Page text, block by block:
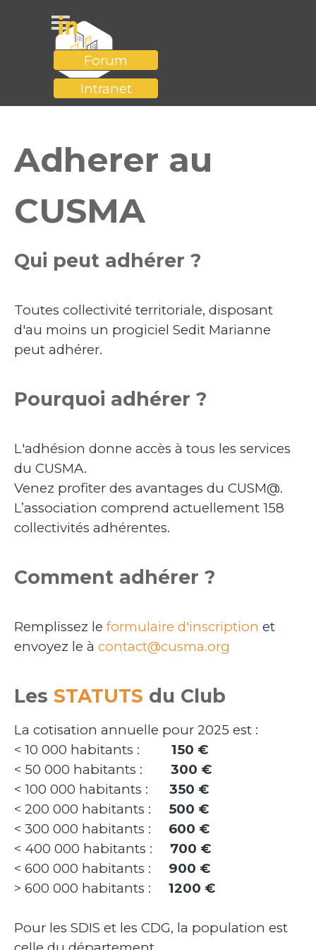
Sauter le menu
Intranet
Forum
Adherer au
CUSMA
Qui peut adhérer ?
Toutes collectivité territoriale, disposant
d'au moins un progiciel Sedit Marianne
peut adhérer.
Pourquoi adhérer ?
L'adhésion donne accès à tous les services
du CUSMA.
Venez profiter des avantages du CUSM@.
L’association comprend actuellement 158
collectivités adhérentes.
Comment adhérer ?
Remplissez le formulaire d'inscription et
envoyez le à contact@cusma.org
Les STATUTS du Club
La cotisation annuelle pour 2025 est :
< 10 000 habitants : 150 €
< 50 000 habitants : 300 €
< 100 000 habitants : 350 €
< 200 000 habitants : 500 €
< 300 000 habitants : 600 €
< 400 000 habitants : 700 €
< 600 000 habitants : 900 €
> 600 000 habitants : 1200 €
Pour les SDIS et les CDG, la population est